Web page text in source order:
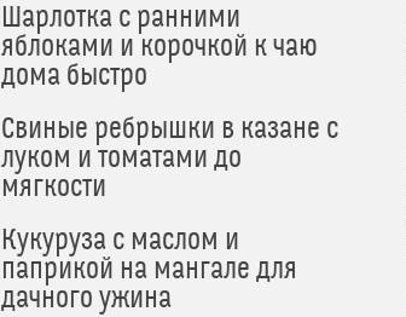
Шарлотка с ранними
яблоками и корочкой к чаю
дома быстро
Свиные ребрышки в казане с
луком и томатами до
мягкости
Кукуруза с маслом и
паприкой на мангале для
дачного ужина